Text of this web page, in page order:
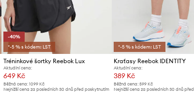
-40%
*-5 % s kódem: LST
Tréninkové šortky Reebok Lux
Aktuální cena:
649 Kč
Běžná cena: 1099 Kč
Nejnižší cena za posledních 30 dnů před poskytnutím
*-5 % s kódem: LST
Kraťasy Reebok IDENTITY
Aktuální cena:
389 Kč
Běžná cena: 599 Kč
Nejnižší cena za posledních 30 dnů